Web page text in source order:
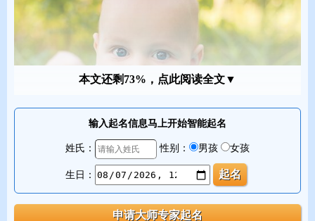
朱姓男宝宝好听的名字参考2024
本文还剩73%，点此阅读全文▼
输入起名信息马上开始智能起名
姓氏： 性别： 男孩 女孩
生日：